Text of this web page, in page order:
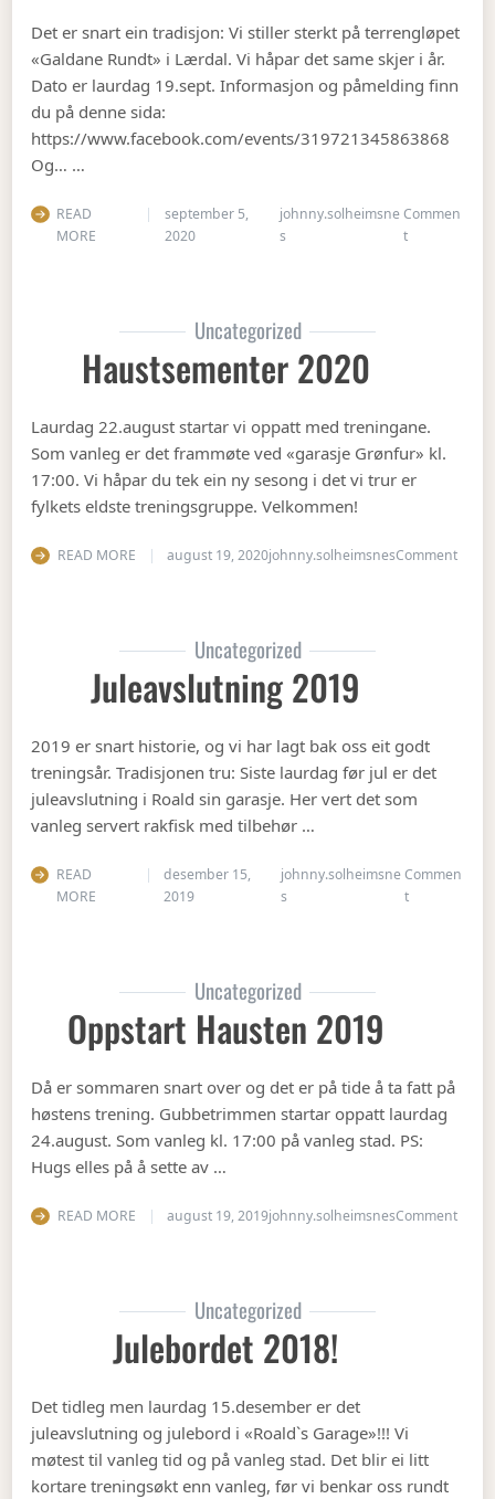
Det er snart ein tradisjon: Vi stiller sterkt på terrengløpet
«Galdane Rundt» i Lærdal. Vi håpar det same skjer i år.
Dato er laurdag 19.sept. Informasjon og påmelding finn
du på denne sida:
https://www.facebook.com/events/319721345863868
Og… …
READ
MORE
september 5,
2020
johnny.solheimsne
s
Commen
ton Gubbetur
Uncategorized
Haustsementer 2020
Laurdag 22.august startar vi oppatt med treningane.
Som vanleg er det frammøte ved «garasje Grønfur» kl.
17:00. Vi håpar du tek ein ny sesong i det vi trur er
fylkets eldste treningsgruppe. Velkommen!
READ MORE august 19, 2020johnny.solheimsnesCommenton
Uncategorized
Juleavslutning 2019
2019 er snart historie, og vi har lagt bak oss eit godt
treningsår. Tradisjonen tru: Siste laurdag før jul er det
juleavslutning i Roald sin garasje. Her vert det som
vanleg servert rakfisk med tilbehør …
READ
MORE
desember 15,
2019
johnny.solheimsne
s
Commen
ton
Uncategorized
Oppstart Hausten 2019
Då er sommaren snart over og det er på tide å ta fatt på
høstens trening. Gubbetrimmen startar oppatt laurdag
24.august. Som vanleg kl. 17:00 på vanleg stad. PS:
Hugs elles på å sette av …
READ MORE august 19, 2019johnny.solheimsnesCommenton
Uncategorized
Julebordet 2018!
Det tidleg men laurdag 15.desember er det
juleavslutning og julebord i «Roald`s Garage»!!! Vi
møtest til vanleg tid og på vanleg stad. Det blir ei litt
kortare treningsøkt enn vanleg, før vi benkar oss rundt